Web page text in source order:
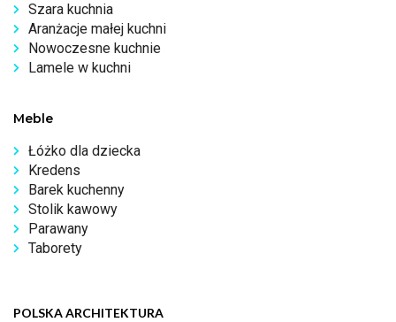
Szara kuchnia
Aranżacje małej kuchni
Nowoczesne kuchnie
Lamele w kuchni
Meble
Łóżko dla dziecka
Kredens
Barek kuchenny
Stolik kawowy
Parawany
Taborety
POLSKA ARCHITEKTURA